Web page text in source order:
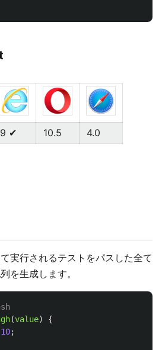
9 ✔ 10.5 4.0
実行されるテストをパスした全て
を生成します。
(value)
{
10;